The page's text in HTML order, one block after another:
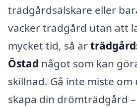
trädgårdsälskare eller
vacker trädgård utan att
mycket tid, så är
Östad något som kan
skillnad. Gå inte miste
skapa din drömträdgård